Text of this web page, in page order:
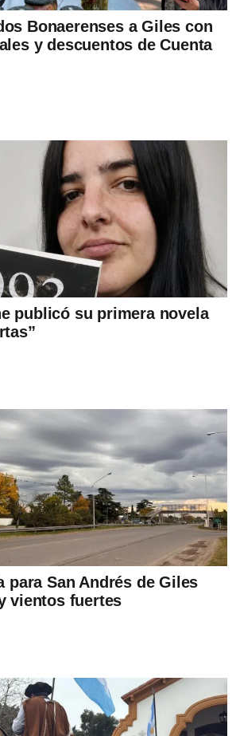
Bonaerenses a Giles con
y descuentos de Cuenta
publicó su primera novela
para San Andrés de Giles
vientos fuertes